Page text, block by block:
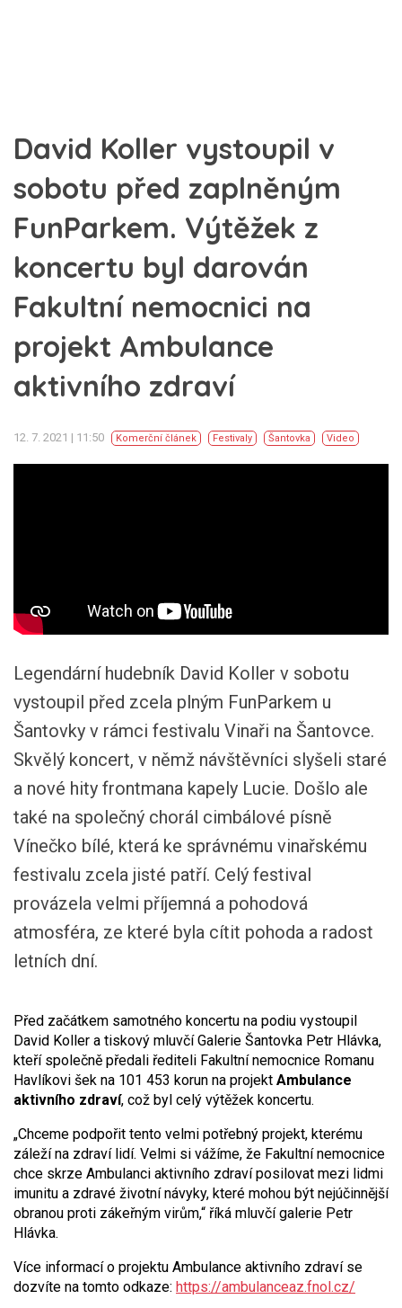
David Koller vystoupil v
sobotu před zaplněným
FunParkem. Výtěžek z
koncertu byl darován
Fakultní nemocnici na
projekt Ambulance
aktivního zdraví
12. 7. 2021 | 11:50 Komerční článek Festivaly Šantovka Video
Legendární hudebník David Koller v sobotu
vystoupil před zcela plným FunParkem u
Šantovky v rámci festivalu Vinaři na Šantovce.
Skvělý koncert, v němž návštěvníci slyšeli staré
a nové hity frontmana kapely Lucie. Došlo ale
také na společný chorál cimbálové písně
Vínečko bílé, která ke správnému vinařskému
festivalu zcela jisté patří. Celý festival
provázela velmi příjemná a pohodová
atmosféra, ze které byla cítit pohoda a radost
letních dní.
Před začátkem samotného koncertu na podiu vystoupil
David Koller a tiskový mluvčí Galerie Šantovka Petr Hlávka,
kteří společně předali řediteli Fakultní nemocnice Romanu
Havlíkovi šek na 101 453 korun na projekt Ambulance
aktivního zdraví, což byl celý výtěžek koncertu.
„Chceme podpořit tento velmi potřebný projekt, kterému
záleží na zdraví lidí. Velmi si vážíme, že Fakultní nemocnice
chce skrze Ambulanci aktivního zdraví posilovat mezi lidmi
imunitu a zdravé životní návyky, které mohou být nejúčinnější
obranou proti zákeřným virům,“ říká mluvčí galerie Petr
Hlávka.
Více informací o projektu Ambulance aktivního zdraví se
dozvíte na tomto odkaze: https://ambulanceaz.fnol.cz/